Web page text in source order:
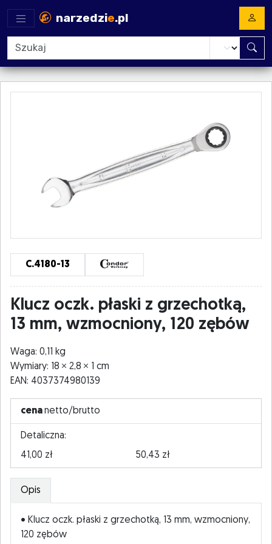
narzedzie.pl
C.4180-13
Klucz oczk. płaski z grzechotką,
13 mm, wzmocniony, 120 zębów
Waga: 0,11 kg
Wymiary: 18
2,8
1 cm
EAN: 4037374980139
cenanetto/brutto
Detaliczna:
41,00 zł
50,43 zł
Opis
• Klucz oczk. płaski z grzechotką, 13 mm, wzmocniony,
120 zębów